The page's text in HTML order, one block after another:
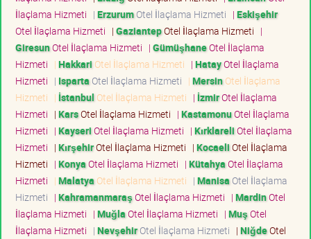
İlaçlama Hizmeti | ErzurumOtel İlaçlama Hizmeti | Eskişehir
Otel İlaçlama Hizmeti | GaziantepOtel İlaçlama Hizmeti |
GiresunOtel İlaçlama Hizmeti | GümüşhaneOtel İlaçlama
Hizmeti | Hakkari Otel İlaçlama Hizmeti | HatayOtel İlaçlama
Hizmeti | Isparta Otel İlaçlama Hizmeti | MersinOtel İlaçlama
Hizmeti | İstanbul Otel İlaçlama Hizmeti | İzmirOtel İlaçlama
Hizmeti | KarsOtel İlaçlama Hizmeti | KastamonuOtel İlaçlama
Hizmeti | KayseriOtel İlaçlama Hizmeti | KırklareliOtel İlaçlama
Hizmeti | KırşehirOtel İlaçlama Hizmeti | KocaeliOtel İlaçlama
Hizmeti | KonyaOtel İlaçlama Hizmeti | KütahyaOtel İlaçlama
Hizmeti | Malatya Otel İlaçlama Hizmeti | Manisa Otel İlaçlama
Hizmeti | KahramanmaraşOtel İlaçlama Hizmeti | MardinOtel
İlaçlama Hizmeti | MuğlaOtel İlaçlama Hizmeti | MuşOtel
İlaçlama Hizmeti | NevşehirOtel İlaçlama Hizmeti | NiğdeOtel